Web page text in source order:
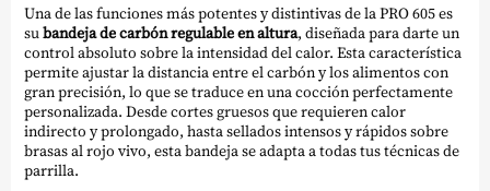
Una de las funciones más potentes y distintivas de la PRO 605 es
subandeja de carbón regulable en altura, diseñada para darte un
control absoluto sobre la intensidad del calor. Esta característica
permite ajustar la distancia entre el carbón y los alimentos con
gran precisión, lo que se traduce en una cocción perfectamente
personalizada. Desde cortes gruesos que requieren calor
indirecto y prolongado, hasta sellados intensos y rápidos sobre
brasas al rojo vivo, esta bandeja se adapta a todas tus técnicas de
parrilla.